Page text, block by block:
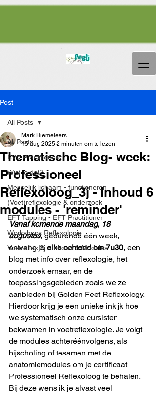
Post
All Posts
EVC Practitioners
Wist je dat?
Menselijk lichaam - functioneren
(Voet)reflexologie & onderzoek
EFT Tapping - EFT Practitioner
Workshops Reflexologie
Voetreflex 3j - Inhoud & Modules
All Posts
Thematische Blog- week:
Professioneel
Reflexoloog_3j - Inhoud 6
modules - 'reminder'
Mark Hiemeleers
15 aug 2025 2 minuten om te lezen
Vanaf komende maandag, 18
augustus, gedurende één week,
ontvang je elke ochtend om 7u30, een
blog met info over reflexologie, het
onderzoek ernaar, en de
toepassingsgebieden zoals we ze
aanbieden bij Golden Feet Reflexology.
Hierdoor krijg je een unieke inkijk hoe
we systematisch onze cursisten
bekwamen in voetreflexologie. Je volgt
de modules achteréénvolgens, als
bijscholing of tesamen met de
anatomiemodules om je certificaat
Professioneel Reflexoloog te behalen.
Bij deze wens ik je alvast veel